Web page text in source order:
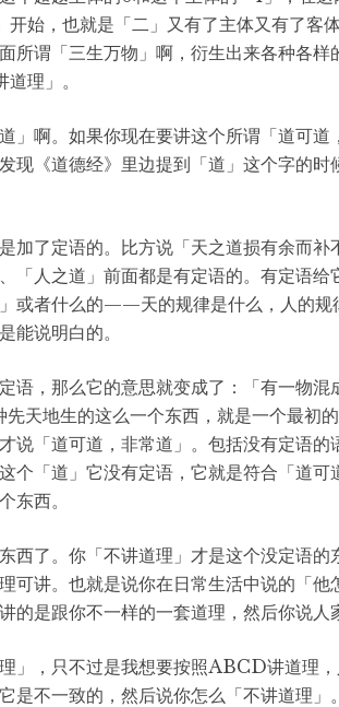
始，也就是「二」又有了主体又有了客
所谓「三生万物」啊，衍生出来各种各样
理」。
」啊。如果你现在要讲这个所谓「道可道
现《道德经》里边提到「道」这个字的时
加了定语的。比方说「天之道损有余而补
「人之道」前面都是有定语的。有定语给
或者什么的——天的规律是什么，人的规
能说明白的。
语，那么它的意思就变成了：「有一物混
先天地生的这么一个东西，就是一个最初
说「道可道，非常道」。包括没有定语的
个「道」它没有定语，它就是符合「道可
东西。
西了。你「不讲道理」才是这个没定语的
可讲。也就是说你在日常生活中说的「他
的是跟你不一样的一套道理，然后你说人
」，只不过是我想要按照ABCD讲道理
是不一致的，然后说你怎么「不讲道理」